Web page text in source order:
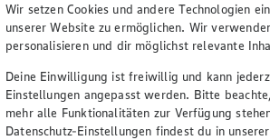
Wir setzen Cookies und andere Technologien
unserer Website zu ermöglichen. Wir
personalisieren und dir möglichst relevante
Deine Einwilligung ist freiwillig und kann
Einstellungen angepasst werden. Bitte
mehr alle Funktionalitäten zur Verfügung
Datenschutz-Einstellungen findest du in unserer